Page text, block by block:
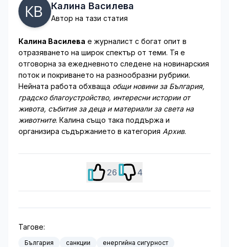
Калина Василева
Автор на тази статия
Калина Василева е журналист с богат опит в
отразяването на широк спектър от теми. Тя е
отговорна за ежедневното следене на новинарския
поток и покриването на разнообразни рубрики.
Нейната работа обхваща общи новини за България,
градско благоустройство, интересни истории от
живота, събития за деца и материали за света на
животните. Калина също така поддържа и
организира съдържанието в категория Архив.
26 4
Тагове:
България санкции
енергийна сигурност